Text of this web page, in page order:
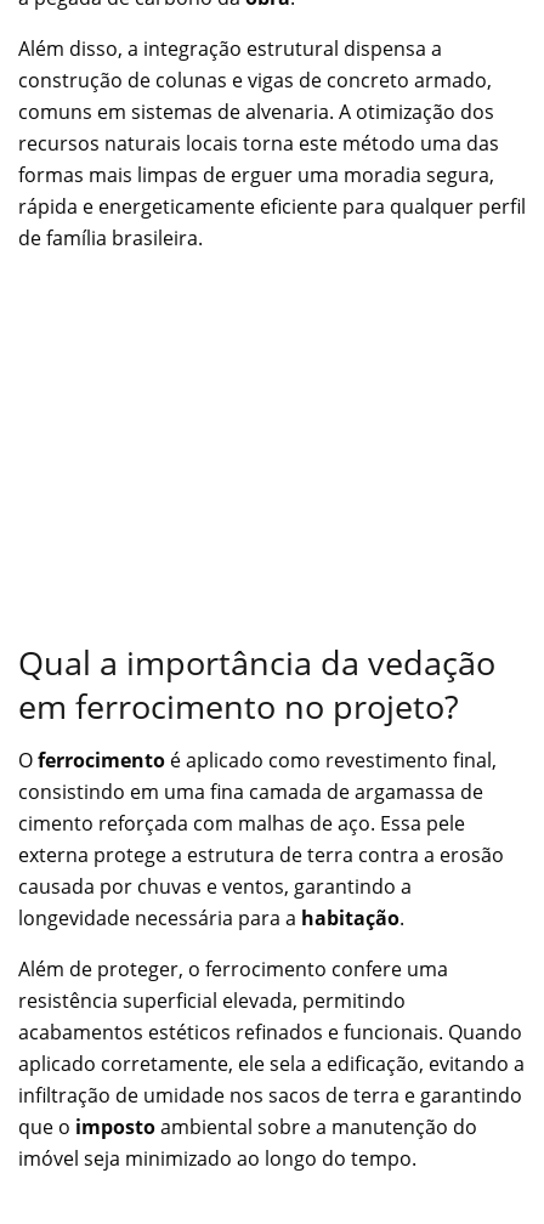
Além disso, a integração estrutural dispensa a
construção de colunas e vigas de concreto armado,
comuns em sistemas de alvenaria. A otimização dos
recursos naturais locais torna este método uma das
formas mais limpas de erguer uma moradia segura,
rápida e energeticamente eficiente para qualquer perfil
de família brasileira.
Qual a importância da vedação
em ferrocimento no projeto?
Oferrocimento é aplicado como revestimento final,
consistindo em uma fina camada de argamassa de
cimento reforçada com malhas de aço. Essa pele
externa protege a estrutura de terra contra a erosão
causada por chuvas e ventos, garantindo a
longevidade necessária para a habitação.
Além de proteger, o ferrocimento confere uma
resistência superficial elevada, permitindo
acabamentos estéticos refinados e funcionais. Quando
aplicado corretamente, ele sela a edificação, evitando a
infiltração de umidade nos sacos de terra e garantindo
que o impostoambiental sobre a manutenção do
imóvel seja minimizado ao longo do tempo.